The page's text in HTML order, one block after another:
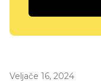
Veljače 16, 2024